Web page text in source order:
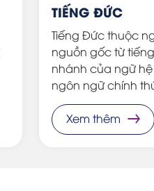
TIẾNG ĐỨC
Tiếng Đức thuộc
nguồn gốc từ
nhánh của ngữ
ngôn ngữ chính
Liechtenstein,
ở Bỉ, Ý,
hòa Séc.
Xem thêm